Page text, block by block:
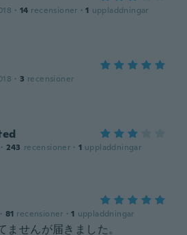
· 14 recensioner · 1 uppladdningar
· 3 recensioner
· 243 recensioner · 1 uppladdningar
· 81 recensioner · 1 uppladdningar
ませんが届きました。